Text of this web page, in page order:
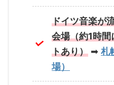
ドイツ音楽が
会場（約1時
トあり） ➡ 札
場）